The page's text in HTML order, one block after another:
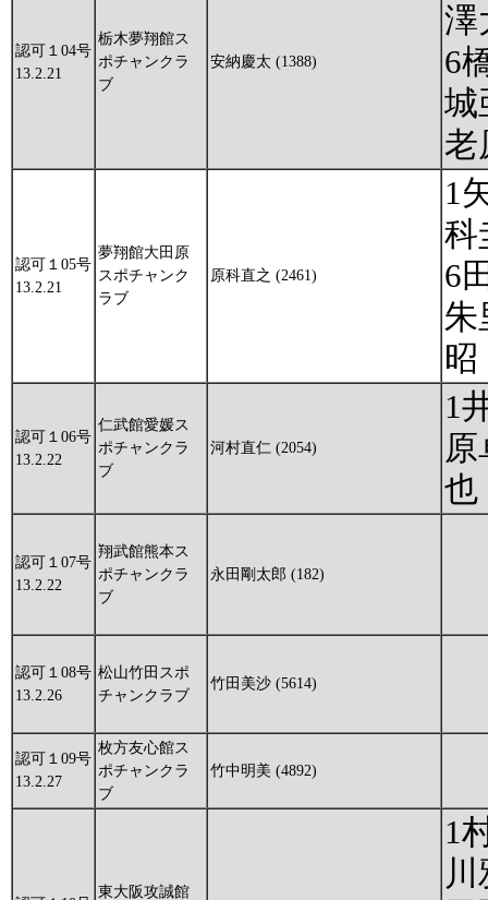
認可１04号
13.2.21
栃木夢翔館ス
ポチャンクラ
ブ
安納慶太 (1388)
澤
6
城
老
認可１05号
13.2.21
夢翔館大田原
スポチャンク
ラブ
原科直之 (2461)
1
科
6
朱
昭
認可１06号
13.2.22
仁武館愛媛ス
ポチャンクラ
ブ
河村直仁 (2054)
1
也
認可１07号
13.2.22
翔武館熊本ス
ポチャンクラ
ブ
永田剛太郎 (182)
認可１08号
13.2.26
松山竹田スポ
チャンクラブ
竹田美沙 (5614)
認可１09号
13.2.27
枚方友心館ス
ポチャンクラ
ブ
竹中明美 (4892)
東大阪攻誠館
1